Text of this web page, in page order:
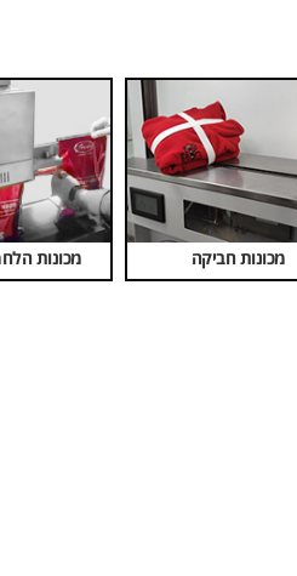
חומרי אריזה